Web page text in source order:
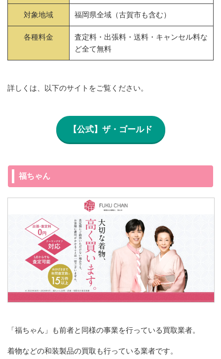
対象地域 福岡県全域（古賀市も含む）
各種料金
査定料・出張料・送料・キャンセル料な
ど全て無料
詳しくは、以下のサイトをご覧ください。
【公式】ザ・ゴールド
福ちゃん
「福ちゃん」も前者と同様の事業を行っている買取業者。
着物などの和装製品の買取も行っている業者です。